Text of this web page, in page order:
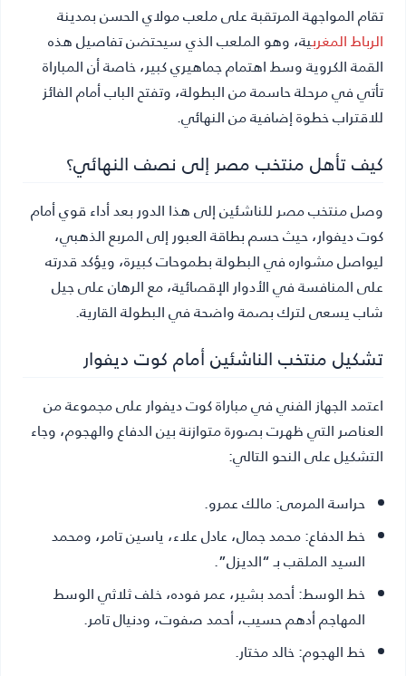
تقام المواجهة المرتقبة على ملعب مولاي الحسن بمدينة
الرباطالمغربية، وهو الملعب الذي سيحتضن تفاصيل هذه
القمة الكروية وسط اهتمام جماهيري كبير، خاصة أن المباراة
تأتي في مرحلة حاسمة من البطولة، وتفتح الباب أمام الفائز
للاقتراب خطوة إضافية من النهائي.
كيف تأهل منتخب مصر إلى نصف النهائي؟
وصل منتخب مصر للناشئين إلى هذا الدور بعد أداء قوي أمام
كوت ديفوار، حيث حسم بطاقة العبور إلى المربع الذهبي،
ليواصل مشواره في البطولة بطموحات كبيرة، ويؤكد قدرته
على المنافسة في الأدوار الإقصائية، مع الرهان على جيل
شاب يسعى لترك بصمة واضحة في البطولة القارية.
تشكيل منتخب الناشئين أمام كوت ديفوار
اعتمد الجهاز الفني في مباراة كوت ديفوار على مجموعة من
العناصر التي ظهرت بصورة متوازنة بين الدفاع والهجوم، وجاء
التشكيل على النحو التالي:
حراسة المرمى:مالك عمرو.
خط الدفاع:محمد جمال، عادل علاء، ياسين تامر، ومحمد
السيد الملقب بـ “الديزل”.
خط الوسط:أحمد بشير، عمر فوده، خلف ثلاثي الوسط
المهاجم أدهم حسيب، أحمد صفوت، ودنيال تامر.
خط الهجوم:خالد مختار.